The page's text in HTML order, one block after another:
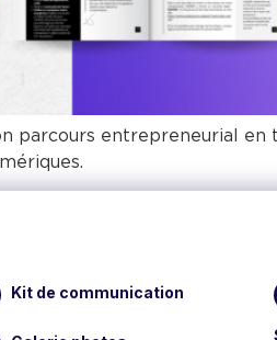
parcours entrepreneurial
Kit de communication